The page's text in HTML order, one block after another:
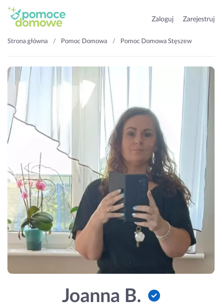
Zaloguj Zarejestruj
Strona główna Pomoc Domowa Pomoc Domowa Stęszew
Joanna B.